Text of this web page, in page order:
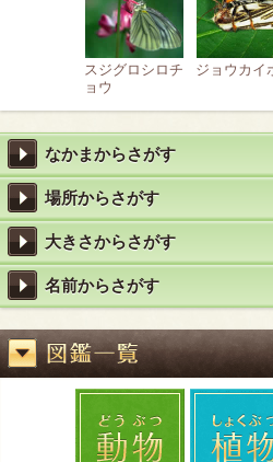
スジグロシロチ
ョウ
ジョウカイ
なかまからさがす
場所からさがす
大きさからさがす
名前からさがす